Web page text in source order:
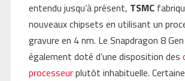
entendu jusqu’à présent, TSMC
nouveaux chipsets en utilisant un
gravure en 4 nm. Le Snapdragon 8
également doté d’une disposition des
processeurplutôt inhabituelle.